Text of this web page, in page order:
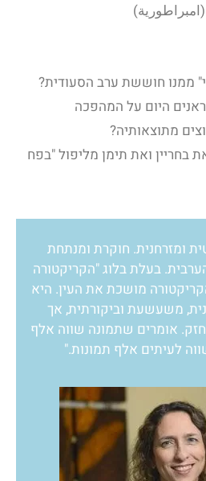
ממנו חוששת ערב הסעודית?
היום על המהפכה
מתוצאותיה?
בחריין ואת תימן מליפול "בפח
ומזרחנית. חוקרת ומנתחת
בעלת בלוג "הקריקטורה
מושכת את העין. היא
משעשעת וביקורתית, אך
אומרים שתמונה שווה אלף
לעיתים אלף תמונות."